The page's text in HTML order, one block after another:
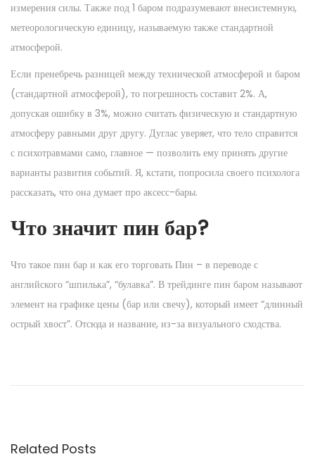
измерения силы. Также под 1 баром подразумевают внесистемную,
метеорологическую единицу, называемую также стандартной
атмосферой.
Если пренебречь разницей между технической атмосферой и баром
(стандартной атмосферой), то погрешность составит 2%. А,
допуская ошибку в 3%, можно считать физическую и стандартную
атмосферу равными друг другу. Дуглас уверяет, что тело справится
с психотравмами само, главное — позволить ему принять другие
варианты развития событий. Я, кстати, попросила своего психолога
рассказать, что она думает про аксесс-бары.
Что значит пин бар?
Что такое пин бар и как его торговать Пин – в переводе с
английского “шпилька”, “булавка”. В трейдинге пин баром называют
элемент на графике цены (бар или свечу), который имеет “длинный
острый хвост”. Отсюда и название, из-за визуального сходства.
s
o
o
Related Posts